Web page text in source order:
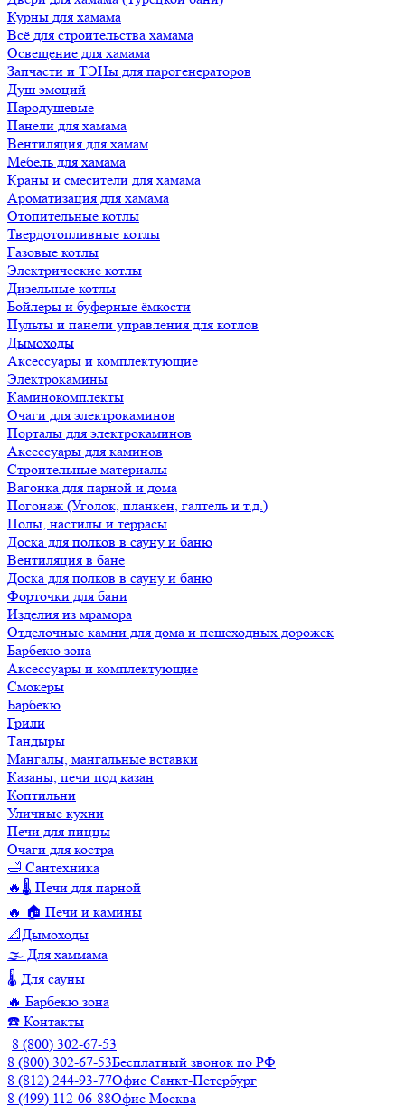
Курны для хамама
Всё для строительства хамама
Освещение для хамама
Запчасти и ТЭНы для парогенераторов
Душ эмоций
Пародушевые
Панели для хамама
Вентиляция для хамам
Мебель для хамама
Краны и смесители для хамама
Ароматизация для хамама
Отопительные котлы
Твердотопливные котлы
Газовые котлы
Электрические котлы
Дизельные котлы
Бойлеры и буферные ёмкости
Пульты и панели управления для котлов
Дымоходы
Аксессуары и комплектующие
Электрокамины
Каминокомплекты
Очаги для электрокаминов
Порталы для электрокаминов
Аксессуары для каминов
Строительные материалы
Вагонка для парной и дома
Погонаж (Уголок, планкен, галтель и т.д.)
Полы, настилы и террасы
Доска для полков в сауну и баню
Вентиляция в бане
Доска для полков в сауну и баню
Форточки для бани
Изделия из мрамора
Отделочные камни для дома и пешеходных дорожек
Барбекю зона
Аксессуары и комплектующие
Смокеры
Барбекю
Грили
Тандыры
Мангалы, мангальные вставки
Казаны, печи под казан
Коптильни
Уличные кухни
Печи для пиццы
Очаги для костра
🛁 Сантехника
🔥🌡️ Печи для парной
🔥 🏠 Печи и камины
📐Дымоходы
🌫️ Для хаммама
🌡️ Для сауны
🔥 Барбекю зона
☎️ Контакты
8 (800) 302-67-53
8 (800) 302-67-53Бесплатный звонок по РФ
8 (812) 244-93-77Офис Санкт-Петербург
8 (499) 112-06-88Офис Москва